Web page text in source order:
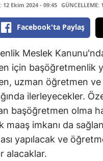
12 Ekim 2024 - 09:45 GÜNCELLEME:
Facebook'ta Paylaş
Meslek
için başöğretmenlik
uzman öğretmen
ilerleyecekler.
başöğretmen olma
maaş imkanı da
yapılacak ve
alacaklar.